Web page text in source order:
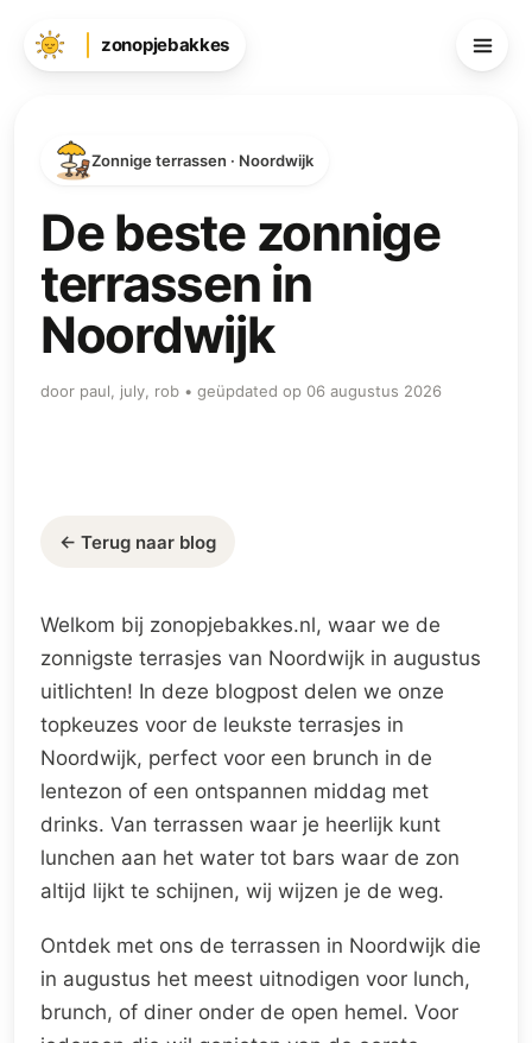
zonopjebakkes
Zonnige terrassen · Noordwijk
De beste zonnige
terrassen in
Noordwijk
door paul, july, rob • geüpdated op 06 augustus 2026
← Terug naar blog
Welkom bij zonopjebakkes.nl, waar we de
zonnigste terrasjes van Noordwijk in augustus
uitlichten! In deze blogpost delen we onze
topkeuzes voor de leukste terrasjes in
Noordwijk, perfect voor een brunch in de
lentezon of een ontspannen middag met
drinks. Van terrassen waar je heerlijk kunt
lunchen aan het water tot bars waar de zon
altijd lijkt te schijnen, wij wijzen je de weg.
Ontdek met ons de terrassen in Noordwijk die
in augustus het meest uitnodigen voor lunch,
brunch, of diner onder de open hemel. Voor